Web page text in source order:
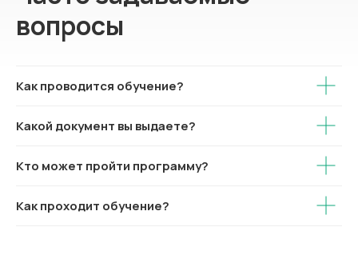
вопросы
Как проводится обучение?
Какой документ вы выдаете?
Кто может пройти программу?
Как проходит обучение?